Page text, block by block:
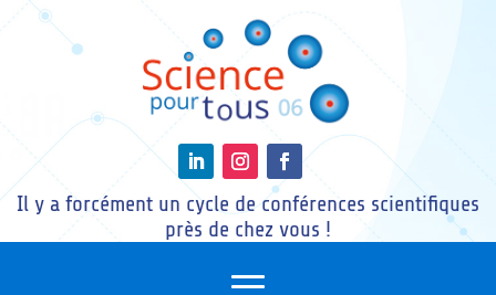
Il y a forcément un cycle de conférences scientifiques
près de chez vous !